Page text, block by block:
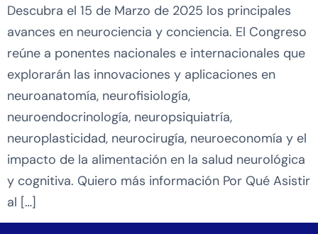
Descubra el 15 de Marzo de 2025 los principales
avances en neurociencia y conciencia. El Congreso
reúne a ponentes nacionales e internacionales que
explorarán las innovaciones y aplicaciones en
neuroanatomía, neurofisiología,
neuroendocrinología, neuropsiquiatría,
neuroplasticidad, neurocirugía, neuroeconomía y el
impacto de la alimentación en la salud neurológica
y cognitiva. Quiero más información Por Qué Asistir
al […]